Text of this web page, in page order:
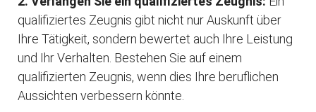
qualifiziertes Zeugnis gibt nicht nur Auskunft über
Ihre Tätigkeit, sondern bewertet auch Ihre Leistung
und Ihr Verhalten. Bestehen Sie auf einem
qualifizierten Zeugnis, wenn dies Ihre beruflichen
Aussichten verbessern könnte.